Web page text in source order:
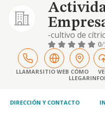
-cultivo de
frutos con
cultivo de
frutos secos
y otros
inmobiliarias
0/
LLAMARSITIO WEB CÓMO
LLEGAR
DIRECCIÓN Y CONTACTO